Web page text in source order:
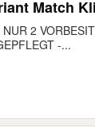
Match
2
-...